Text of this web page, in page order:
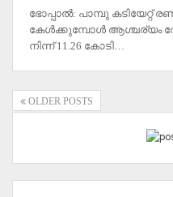
ഭോപ്പാല്‍: പാമ്പു കടിയേറ്റ്
കേള്‍ക്കുമ്പോള്‍ ആശ്ചര്യം
നിന്ന് 11.26 കോടി…
OLDER POSTS